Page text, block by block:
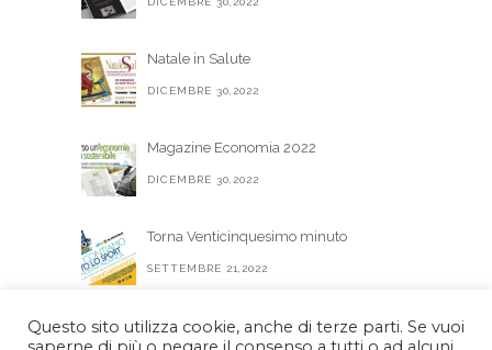
Natale in Salute
DICEMBRE 30,2022
Magazine Economia 2022
DICEMBRE 30,2022
Torna Venticinquesimo minuto
SETTEMBRE 21,2022
CODICE DI AUTOREGOLAMENTAZIONE
Questo sito utilizza cookie, anche di terze parti. Se vuoi